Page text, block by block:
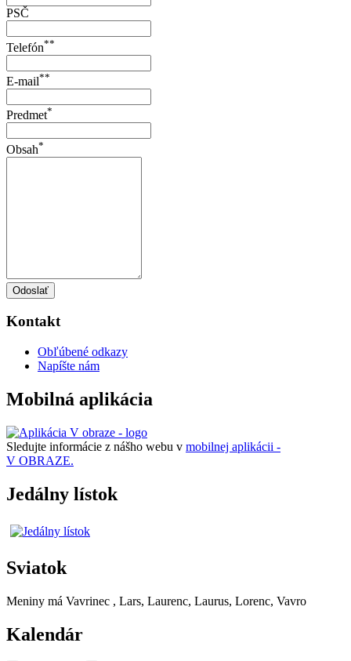
PSČ
Telefón**
E-mail**
Predmet*
Obsah*
Odoslať
Kontakt
Obľúbené odkazy
Napíšte nám
Mobilná aplikácia
Sledujte informácie z nášho webu v mobilnej aplikácii -
V OBRAZE.
Jedálny lístok
Sviatok
Meniny má Vavrinec , Lars, Laurenc, Laurus, Lorenc, Vavro
Kalendár